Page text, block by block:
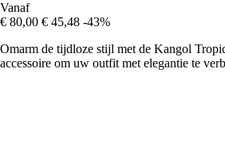
Vanaf
€ 80,00 € 45,48 -43%
Omarm de tijdloze stijl met de Kangol
accessoire om uw outfit met elegantie te